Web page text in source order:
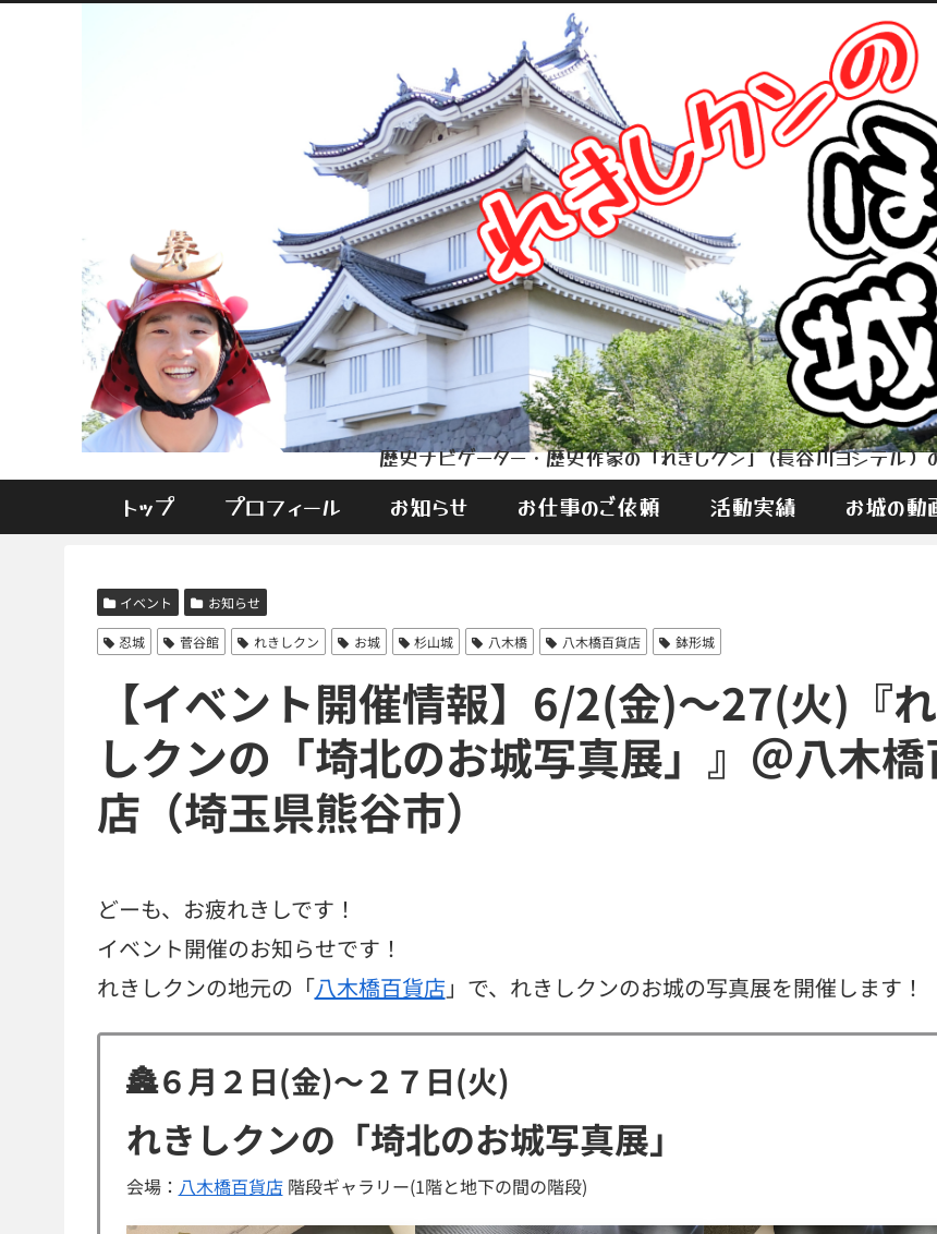
歴史ナビゲーター・歴史作家の「れきしクン」(長谷川ヨシテル）
トップ プロフィール お知らせ お仕事のご依頼 活動実績 お城の
イベント お知らせ
忍城 菅谷館 れきしクン お城 杉山城 八木橋 八木橋百貨店 鉢形城
【イベント開催情報】6/2(金)〜27(火)『
しクンの「埼北のお城写真展」』＠八木
店（埼玉県熊谷市）
どーも、お疲れきしです！
イベント開催のお知らせです！
れきしクンの地元の「八木橋百貨店 」で、れきしクンのお城の写真展を開催します！
🏯６月２日(金)〜２７日(火)
れきしクンの「埼北のお城写真展」
会場： 八木橋百貨店階段ギャラリー(1階と地下の間の階段)